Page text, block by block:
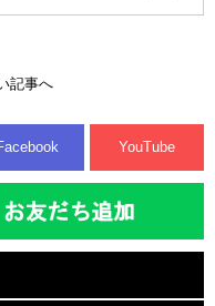
記事へ
YouTube